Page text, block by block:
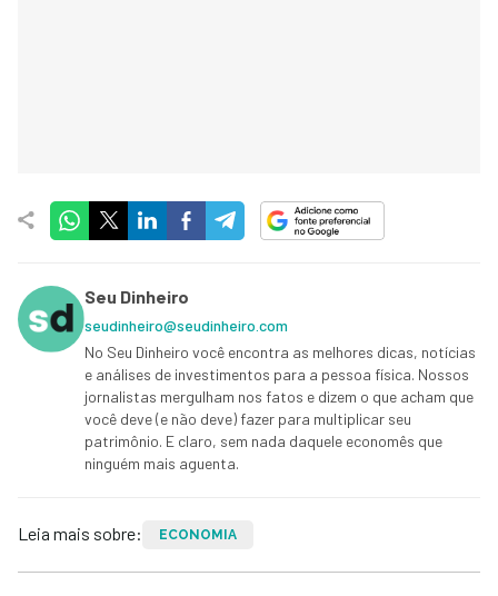
Seu Dinheiro
seudinheiro@seudinheiro.com
No Seu Dinheiro você encontra as melhores dicas, notícias
e análises de investimentos para a pessoa física. Nossos
jornalistas mergulham nos fatos e dizem o que acham que
você deve (e não deve) fazer para multiplicar seu
patrimônio. E claro, sem nada daquele economês que
ninguém mais aguenta.
Leia mais sobre: ECONOMIA